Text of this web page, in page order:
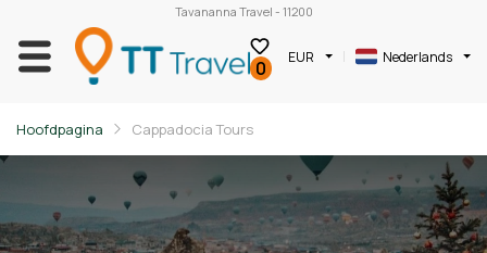
Tavananna Travel - 11200
0 EUR Nederlands
Hoofdpagina Cappadocia Tours